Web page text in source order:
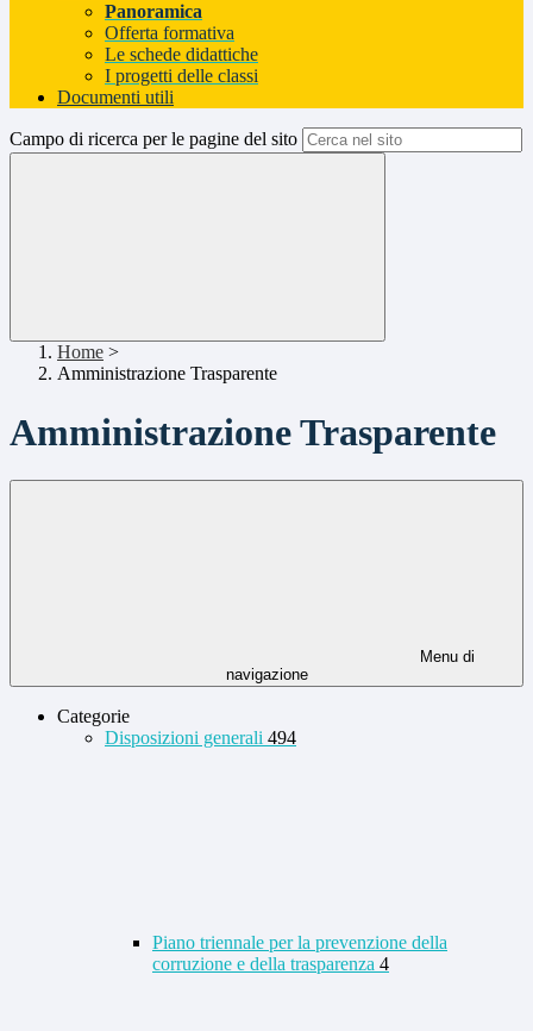
Panoramica
Offerta formativa
Le schede didattiche
I progetti delle classi
Documenti utili
Campo di ricerca per le pagine del sito
Home >
Amministrazione Trasparente
Amministrazione Trasparente
Menu di
navigazione
Categorie
Disposizioni generali 494
Piano triennale per la prevenzione della
corruzione e della trasparenza 4